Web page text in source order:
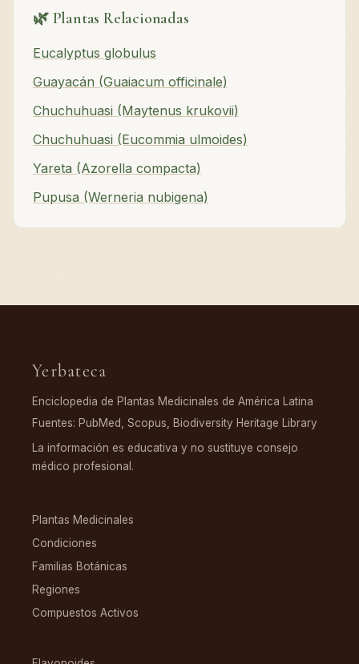
🌿 Plantas Relacionadas
Eucalyptus globulus
Guayacán (Guaiacum officinale)
Chuchuhuasi (Maytenus krukovii)
Chuchuhuasi (Eucommia ulmoides)
Yareta (Azorella compacta)
Pupusa (Werneria nubigena)
Yerbateca
Enciclopedia de Plantas Medicinales de América Latina
Fuentes: PubMed, Scopus, Biodiversity Heritage Library
La información es educativa y no sustituye consejo
médico profesional.
Plantas Medicinales
Condiciones
Familias Botánicas
Regiones
Compuestos Activos